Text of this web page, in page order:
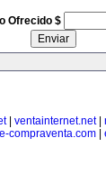
Ofrecido $
| ventainternet.net|
e-compraventa.com|